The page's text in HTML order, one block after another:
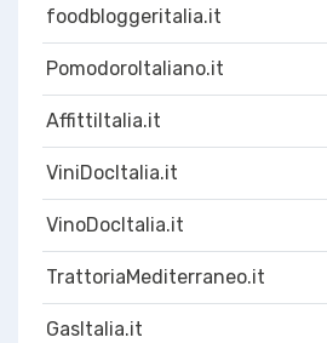
foodbloggeritalia.it
PomodoroItaliano.it
AffittiItalia.it
ViniDocItalia.it
VinoDocItalia.it
TrattoriaMediterraneo.it
GasItalia.it